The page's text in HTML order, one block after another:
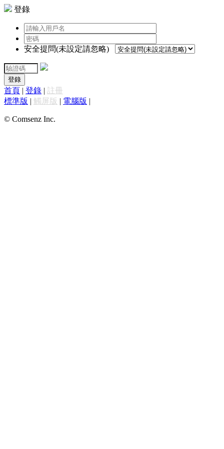
登錄
安全提問(未設定請忽略)
登錄
首頁 | 登錄 | 註冊
標準版 | 觸屏版 | 電腦版 |
© Comsenz Inc.